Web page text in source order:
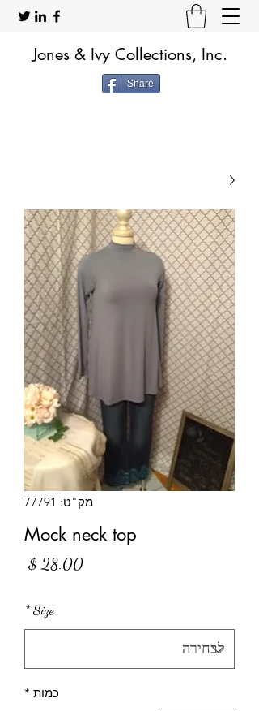
Jones & Ivy Collections, Inc.
Share
מק"ט: 77791
Mock neck top
Size
*
כמות *